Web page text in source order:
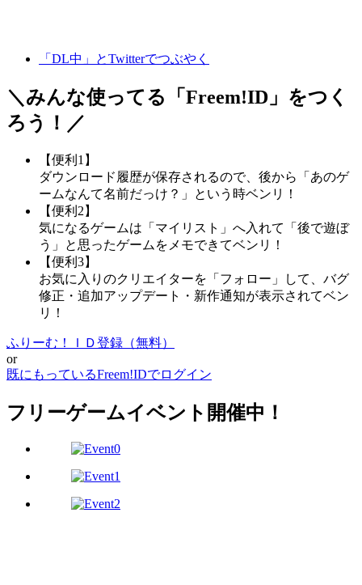
「DL中」とTwitterでつぶやく
＼みんな使ってる「 Freem!ID 」をつく
ろう！／
【便利1】
ダウンロード履歴が保存されるので、後から「あのゲ
ームなんて名前だっけ？」という時ベンリ！
【便利2】
気になるゲームは「マイリスト」へ入れて「後で遊ぼ
う」と思ったゲームをメモできてベンリ！
【便利3】
お気に入りのクリエイターを「フォロー」して、バグ
修正・追加アップデート・新作通知が表示されてベン
リ！
ふりーむ！ＩＤ登録（無料）
or
既にもっているFreem!IDでログイン
フリーゲームイベント開催中！